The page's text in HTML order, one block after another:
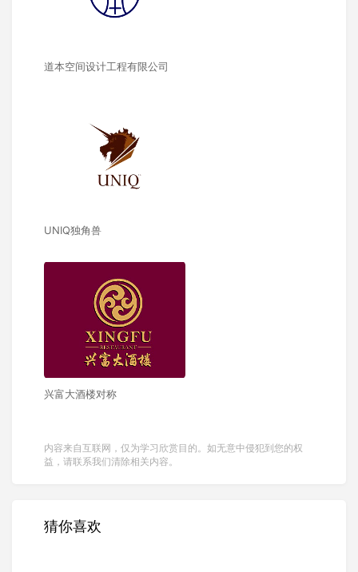
道本空间设计工程有限公司
UNIQ独角兽
兴富大酒楼对称
内容来自互联网，仅为学习欣赏目的。如无意中侵犯到您的权
益，请联系我们清除相关内容。
猜你喜欢